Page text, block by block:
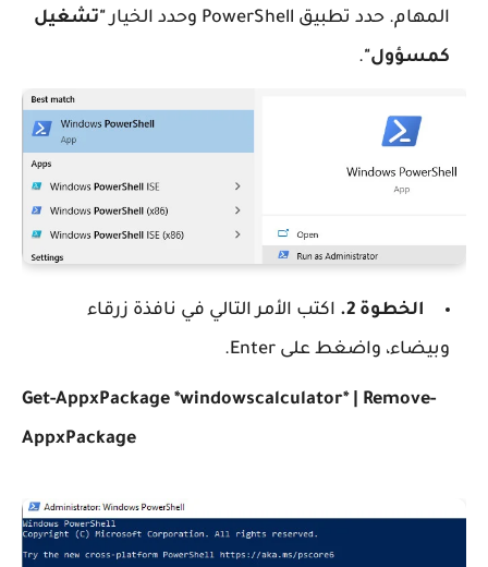
المهام. حدد تطبيق PowerShell وحدد الخيار
"تشغيل
كمسؤول".
الخطوة 2.
اكتب الأمر التالي في نافذة زرقاء
وبيضاء، واضغط على Enter.
Get-AppxPackage *windowscalculator* | Remove-
AppxPackage